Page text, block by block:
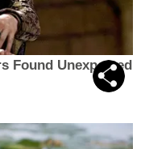
Found Unexpected